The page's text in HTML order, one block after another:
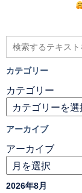
カテゴリー
カテゴリー
アーカイブ
アーカイブ
2026年8月